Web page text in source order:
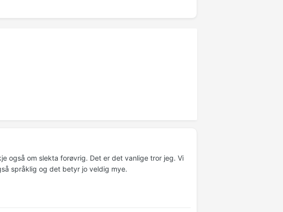
også om slekta forøvrig. Det er det vanlige tror jeg. Vi
språklig og det betyr jo veldig mye.